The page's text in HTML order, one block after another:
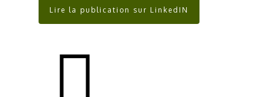
Lire la publication sur LinkedIN